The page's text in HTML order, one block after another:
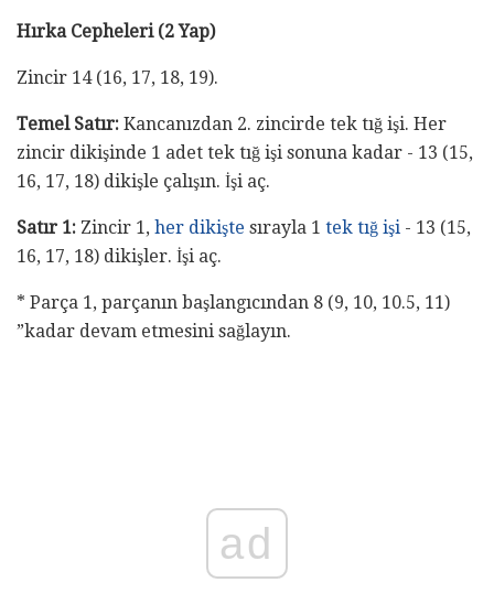
Hırka Cepheleri (2 Yap)
Zincir 14 (16, 17, 18, 19).
Temel Satır: Kancanızdan 2. zincirde tek tığ işi. Her
zincir dikişinde 1 adet tek tığ işi sonuna kadar - 13 (15,
16, 17, 18) dikişle çalışın. İşi aç.
Satır 1: Zincir 1, her dikişte sırayla 1 tek tığ işi - 13 (15,
16, 17, 18) dikişler. İşi aç.
* Parça 1, parçanın başlangıcından 8 (9, 10, 10.5, 11)
”kadar devam etmesini sağlayın.
ad